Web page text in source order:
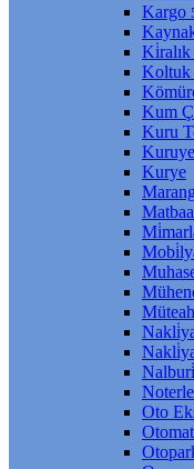
Kargo
Ki̇ralık
Koltuk
Kum
Kuru
Kurye
Matbaa
Oto